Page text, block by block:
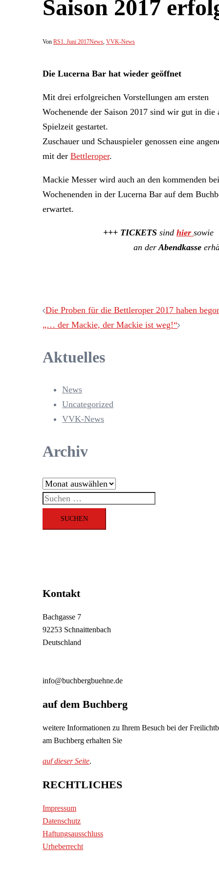
Saison 2017
Von RS1. Juni 2017News, VVK-News
Die Lucerna Bar hat wieder geöffnet
Mit drei erfolgreichen Vorstellungen am ersten
Wochenende der Saison 2017 sind wir gut in die
Spielzeit gestartet.
Zuschauer und Schauspieler genossen eine
mit der Bettleroper.
Mackie Messer wird auch an den kommenden
Wochenenden in der Lucerna Bar auf dem
erwartet.
+++ TICKETS sind hier
an derAbendkasse
Beitragsnavigation
Die Proben für die Bettleroper 2017 haben
„… der Mackie, der Mackie ist weg!“
Aktuelles
News
Uncategorized
VVK-News
Archiv
Archiv
Suchen
Kontakt
Bachgasse 7
92253 Schnaittenbach
Deutschland
info@buchbergbuehne.de
auf dem Buchberg
weitere Informationen zu Ihrem Besuch bei der
am Buchberg erhalten Sie
auf dieser Seite.
RECHTLICHES
Impressum
Datenschutz
Haftungsausschluss
Urheberrecht